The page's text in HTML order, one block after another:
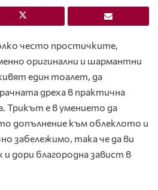
често простичките,
оригинални и шармантни
един тоалет, да
дреха в практична
Трикът е в умението да
допълнение към облеклото и
забележимо, така че да ви
и дори благородна завист в